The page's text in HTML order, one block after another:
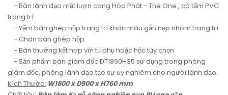
- Bàn lãnh đạo mặt lượn cong Hòa Phát - The One , có tấm PVC
trang trí
- Yếm bàn ghép hộp trang trí khác màu gắn nẹp nhôm trang trí.
- Chân bàn ghép hộp.
- Bàn thường kết hợp với tủ phụ hoặc hộc tùy chọn.
- Sản phẩm bàn giám đốc DT1890H35 sử dụng trong phòng
giám đốc, phòng lãnh đạo tạo sự uy nghiêm cho người lãnh đạo.
Kích Thước: W1800 x D900 x H760 mm